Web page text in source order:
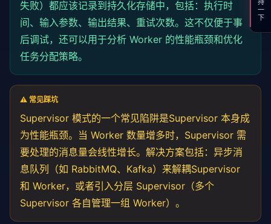
class
AnalystAgent(WorkerAgent):
def __init__(self):
        super().__init__(
"analyst", "需求分析",
def _do_execute(
# 实际实现中调用 LLM API 进行需求分析
return TaskResult(
            success=
            metadata={
"requirements" : ["功能需求"
        )
class SupervisorAgent:
"""Supervisor 编排器"""
, workers:
self.workers = {w.role: w
    options: { maxRetries?:
number } = {}
  ) {
this .workers = new Map();
this.activeTasks =
  }
    taskId:
string,
    phases:
Array<{ name: string ; role: string;
const state: TaskState = {
      id: taskId,
      currentPhase:
'',
      status:
'running',
      results:
new Map(),
失败）都应该记录到持久化存储中，包括：执行时
间、输入参数、输出结果、重试次数。这不仅便于事
后调试，还可以用于分析 Worker 的性能瓶颈和优化
任务分配策略。
⚠️ 常见踩坑
Supervisor 模式的一个常见陷阱是Supervisor 本身成
为性能瓶颈。当 Worker 数量增多时，Supervisor 需
要处理的消息量会线性增长。解决方案包括：异步消
息队列（如 RabbitMQ、Kafka）来解耦Supervisor
和 Worker，或者引入分层 Supervisor（多个
Supervisor 各自管理一组 Worker）。